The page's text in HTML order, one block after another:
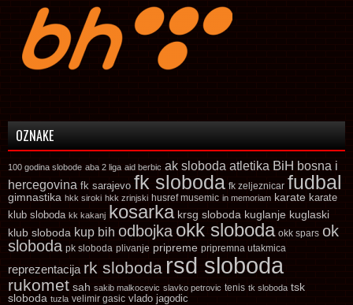
OZNAKE
100 godina slobode aba 2 liga aid berbic ak sloboda atletika BiH bosna i
hercegovina fk sarajevo fk sloboda fk zeljeznicar fudbal
gimnastika hkk siroki hkk zrinjski husref musemic in memoriam karate karate
klub sloboda kk kakanj kosarka krsg sloboda kuglanje kuglaski
klub sloboda kup bih odbojka okk sloboda okk spars ok
sloboda pk sloboda plivanje pripreme pripremna utakmica
reprezentacija rk sloboda rsd sloboda
rukomet sah sakib malkocevic slavko petrovic tenis tk sloboda tsk
sloboda tuzla velimir gasic vlado jagodic